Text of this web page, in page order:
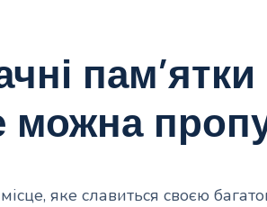
можна
яке славиться своєю